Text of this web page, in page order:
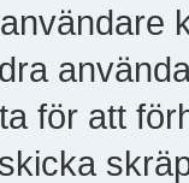
för att